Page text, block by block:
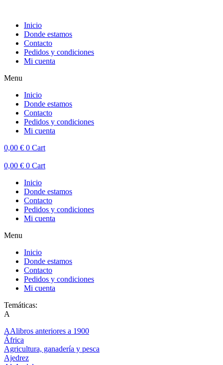
Inicio
Donde estamos
Contacto
Pedidos y condiciones
Mi cuenta
Menu
Inicio
Donde estamos
Contacto
Pedidos y condiciones
Mi cuenta
0,00 € 0 Cart
0,00 € 0 Cart
Inicio
Donde estamos
Contacto
Pedidos y condiciones
Mi cuenta
Menu
Inicio
Donde estamos
Contacto
Pedidos y condiciones
Mi cuenta
Temáticas:
A
AAlibros anteriores a 1900
África
Agricultura, ganadería y pesca
Ajedrez